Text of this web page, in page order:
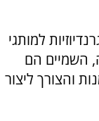
למותגי
השמיים הם
והצורך ליצור